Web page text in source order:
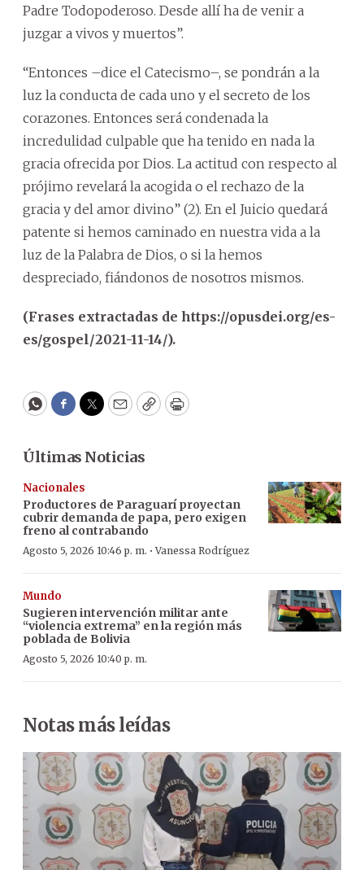
Padre Todopoderoso. Desde allí ha de venir a
juzgar a vivos y muertos”.
“Entonces –dice el Catecismo–, se pondrán a la
luz la conducta de cada uno y el secreto de los
corazones. Entonces será condenada la
incredulidad culpable que ha tenido en nada la
gracia ofrecida por Dios. La actitud con respecto al
prójimo revelará la acogida o el rechazo de la
gracia y del amor divino” (2). En el Juicio quedará
patente si hemos caminado en nuestra vida a la
luz de la Palabra de Dios, o si la hemos
despreciado, fiándonos de nosotros mismos.
(Frases extractadas de https://opusdei.org/es-
es/gospel/2021-11-14/).
WhatsApp
Facebook
Twitter
EmailCopyPrint
Últimas Noticias
Nacionales
Productores de Paraguarí proyectan
cubrir demanda de papa, pero exigen
freno al contrabando
Agosto 5, 2026 10:46 p. m. ·Vanessa Rodríguez
Mundo
Sugieren intervención militar ante
“violencia extrema” en la región más
poblada de Bolivia
Agosto 5, 2026 10:40 p. m.
Notas más leídas